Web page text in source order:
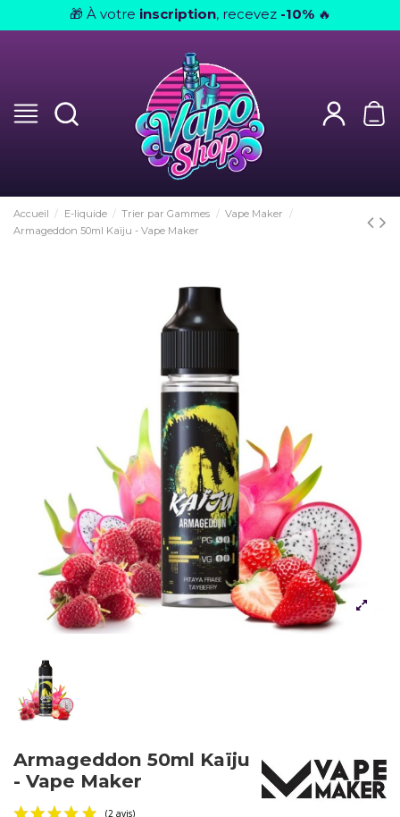
🎁 À votre inscription, recevez -10% 🔥
Accueil E-liquide Trier par Gammes
Vape Maker
Armageddon 50ml Kaïju - Vape Maker
Armageddon 50ml Kaïju
- Vape Maker